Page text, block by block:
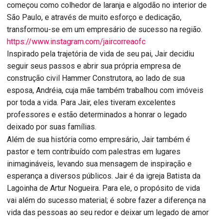
começou como colhedor de laranja e algodão no interior de
São Paulo, e através de muito esforço e dedicação,
transformou-se em um empresário de sucesso na região.
https://www.instagram.com/jaircorreaofc
Inspirado pela trajetória de vida de seu pai, Jair decidiu
seguir seus passos e abrir sua própria empresa de
construção civil Hammer Construtora, ao lado de sua
esposa, Andréia, cuja mãe também trabalhou com imóveis
por toda a vida. Para Jair, eles tiveram excelentes
professores e estão determinados a honrar o legado
deixado por suas famílias.
Além de sua história como empresário, Jair também é
pastor e tem contribuído com palestras em lugares
inimagináveis, levando sua mensagem de inspiração e
esperança a diversos públicos. Jair é da igreja Batista da
Lagoinha de Artur Nogueira. Para ele, o propósito de vida
vai além do sucesso material; é sobre fazer a diferença na
vida das pessoas ao seu redor e deixar um legado de amor